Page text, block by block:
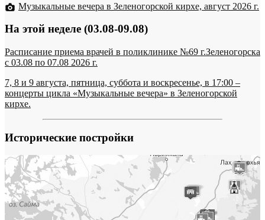
Музыкальные вечера в Зеленогорской кирхе, август 2026 г.
На этой неделе (03.08-09.08)
Расписание приема врачей в поликлинике №69 г.Зеленогорска
c 03.08 по 07.08 2026 г.
7, 8 и 9 августа, пятница, суббота и воскресенье, в 17:00 –
концерты цикла «Музыкальные вечера» в Зеленогорской
кирхе.
Исторические постройки